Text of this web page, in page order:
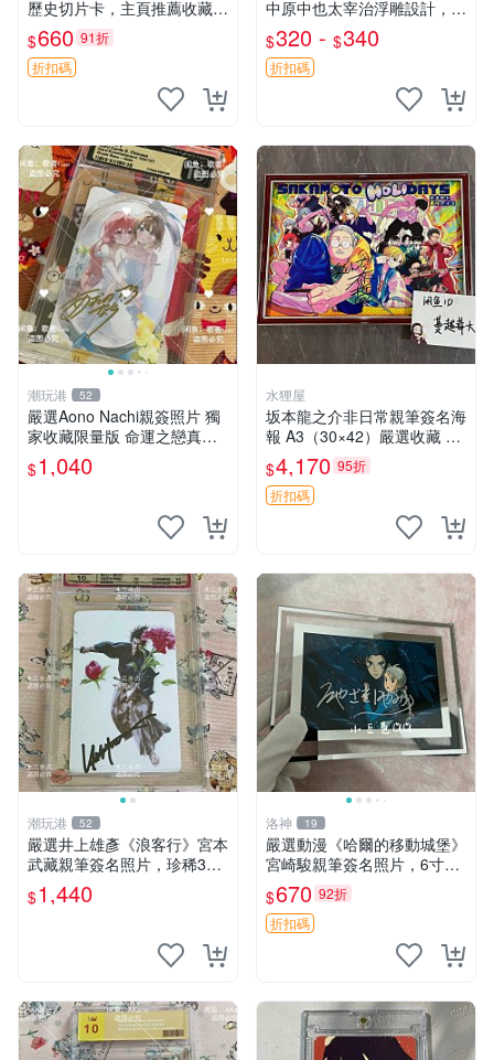
歷史切片卡，主頁推薦收藏更
多親拆好卡 歷史切片卡 托爾
斯泰 荷馬 黑格爾
$660 91折
折扣碼
中原中也太宰治浮雕設計，5
8mm馬口鐵質吧唧徽章，有
原袋可對光確認。國谷正品保
障，適合收藏。 中原中也 浮
$320 - $340
折扣碼
潮玩港 52
嚴選Aono Nachi親簽照片 獨
家收藏限量版 命運之戀真跡
簽名 命運之戀 親簽照 愛的告
白
$1,040
水狸屋
坂本龍之介非日常親筆簽名海
報 A3（30×42）嚴選收藏 真
實面簽國外珍藏 親筆簽名版
非日常收藏海報 坂本龍之介
A3 規格 30x42
$4,170 95折
折扣碼
潮玩港 52
嚴選井上雄彥《浪客行》宮本
武藏親筆簽名照片，珍稀3英
寸國外直帶原圖實物 浪客行
紙質 簽名 宮本武藏
$1,440
洛神 19
嚴選動漫《哈爾的移動城堡》
宮崎駿親筆簽名照片，6寸含
框珍藏版 哈爾的移動城堡 簽
名照 公仔周邊
$670 92折
折扣碼